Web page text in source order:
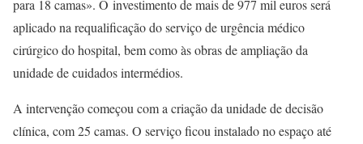
para 18 camas». O investimento de mais de 977 mil euros será
aplicado na requalificação do serviço de urgência médico
cirúrgico do hospital, bem como às obras de ampliação da
unidade de cuidados intermédios.
A intervenção começou com a criação da unidade de decisão
clínica, com 25 camas. O serviço ficou instalado no espaço até